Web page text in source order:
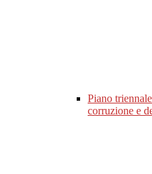
Piano
corruzione e